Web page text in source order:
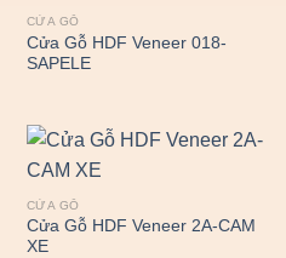
CỬA GỖ
Cửa Gỗ HDF Veneer 018-
SAPELE
CỬA GỖ
Cửa Gỗ HDF Veneer 2A-CAM
XE